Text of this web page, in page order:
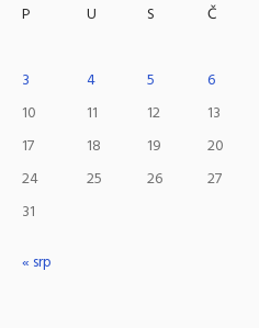
P
U S Č
3
4 5 6
10
11 12 13
17
18 19 20
24
25 26 27
31
« srp